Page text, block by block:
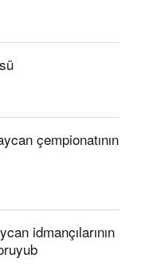
çempionatının
idmançılarının